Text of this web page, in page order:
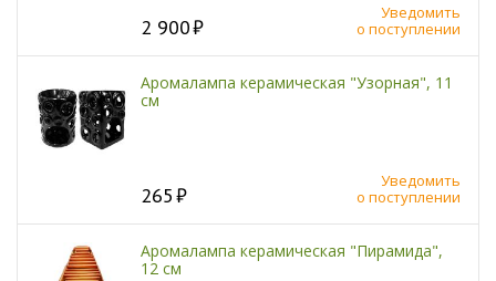
2 900
Уведомить
о поступлении
Аромалампа керамическая "Узорная", 11
см
265
Уведомить
о поступлении
Аромалампа керамическая "Пирамида",
12 см